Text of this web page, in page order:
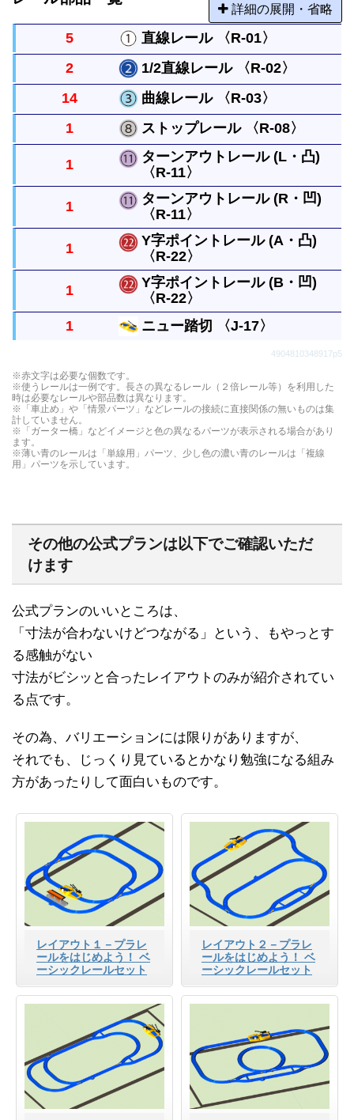
詳細の展開・省略
5 直線レール 〈R-01〉
まっすぐなレールですべてのレールの基本になる長
さです。
2 1/2直線レール 〈R-02〉
直線レールの半分の長さのまっすぐなレールです。
14 曲線レール 〈R-03〉
曲がったレールで半径は直線レール１本と同じで
す。円には８本必要です。
1 ストップレール 〈R-08〉
駅など電車を停めたい場所で使います。レバーの切
替で停車・発車を切り替えられます。
1
ターンアウトレール (L・凸)
〈R-11〉
直線レールから分かれるレールです。曲がったレー
ルは曲線レール１本と同じ長さです。
1
ターンアウトレール (R・凹)
〈R-11〉
直線レールから分かれるレールです。曲がったレー
ルは曲線レール１本と同じ長さです。
1
Y字ポイントレール (A・凸)
〈R-22〉
1/2直線の長さの幅の２本のレールを単線とつなぐ
レールです。
1
Y字ポイントレール (B・凹)
〈R-22〉
1 ニュー踏切 〈J-17〉
単線の踏切で、電車が通ると踏切がおります。
4904810348917p5
※赤文字は必要な個数です。
※使うレールは一例です。長さの異なるレール（２倍レール等）を利用した
時は必要なレールや部品数は異なります。
※「車止め」や「情景パーツ」などレールの接続に直接関係の無いものは集
計していません。
※「ガーター橋」などイメージと色の異なるパーツが表示される場合があり
ます。
※薄い青のレールは「単線用」パーツ、少し色の濃い青のレールは「複線
用」パーツを示しています。
その他の公式プランは以下でご確認いただ
けます
公式プランのいいところは、
「寸法が合わないけどつながる」という、もやっとす
る感触がない
寸法がビシッと合ったレイアウトのみが紹介されてい
る点です。
その為、バリエーションには限りがありますが、
それでも、じっくり見ているとかなり勉強になる組み
方があったりして面白いものです。
レイアウト１－プラレ
ールをはじめよう！ ベ
ーシックレールセット
レイアウト２－プラレ
ールをはじめよう！ ベ
ーシックレールセット